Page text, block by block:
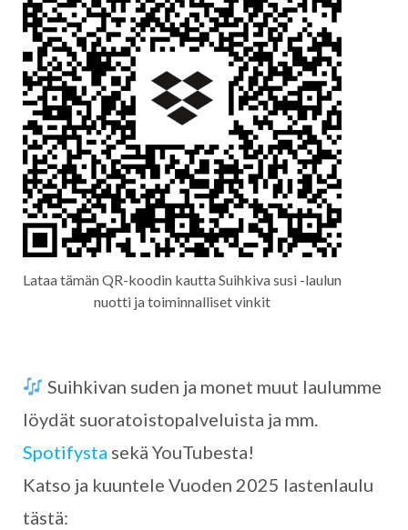
Lataa tämän QR-koodin kautta Suihkiva susi -laulun
nuotti ja toiminnalliset vinkit
Suihkivan suden ja monet muut laulumme
löydät suoratoistopalveluista ja mm.
Spotifysta sekä YouTubesta!
Katso ja kuuntele Vuoden 2025 lastenlaulu
tästä: